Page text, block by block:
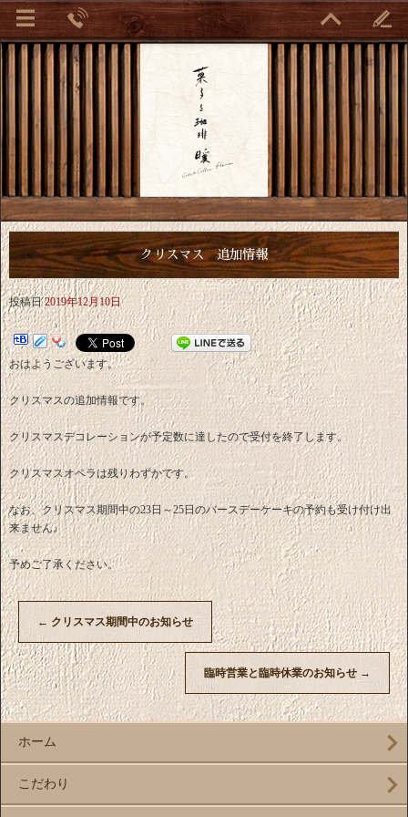
クリスマス 追加情報
投稿日 2019年12月10日
おはようございます。
クリスマスの追加情報です。
クリスマスデコレーションが予定数に達したので受付を終了します。
クリスマスオペラは残りわずかです。
なお、クリスマス期間中の23日～25日のバースデーケーキの予約も受け付け出
来ません。
予めご了承ください。
← クリスマス期間中のお知らせ
臨時営業と臨時休業のお知らせ →
ホーム
こだわり